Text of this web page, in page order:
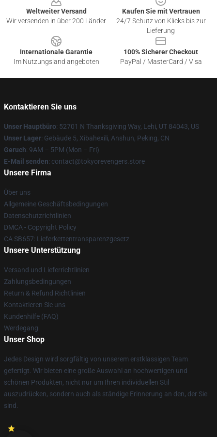
Weltweiter Versand
Wir versenden in über 200 Länder
Kaufen Sie mit Vertrauen
24/7 Schutz von Klicks bis zur
Lieferung
Internationale Garantie
Im Nutzungsland angeboten
100% Sicherer Checkout
PayPal / MasterCard / Visa
Kontaktieren Sie uns
Unser Hauptbüro: 52701 N Thanksgiving Way, Lehi, UT 84043, US
Unser Lager: Gebäude 5, Xibahexili, Anshun, Peking, CN
Geruch: 9AM – 5PM (Mon – Fri)
E-Mail senden: contact@tokyorevengers.store
Unsere Firma
Über uns
Allgemeine Geschäftsbedingungen
Datenschutzrichtlinien
DMCA - Copyright Policy
CA SB657: Lieferkettentransparenzgesetz
Unsere Unterstützung
Versand und Lieferrichtlinien
Zahlungsbedingungen
Return & Refund Richtlinien
Kontaktieren Sie uns
Kundenhilfe (FAQ)
Werdegang
Unser Shop
Jedes Design wird sorgfältig von unserem erstklassigen Team
gefertigt. Wir bieten eine große Auswahl an hochwertigen und
schönen Produkten, nicht nur um Ihren individuellen Stil
auszudrücken, sondern auch als ständige Erinnerung an den, der Sie
sind.